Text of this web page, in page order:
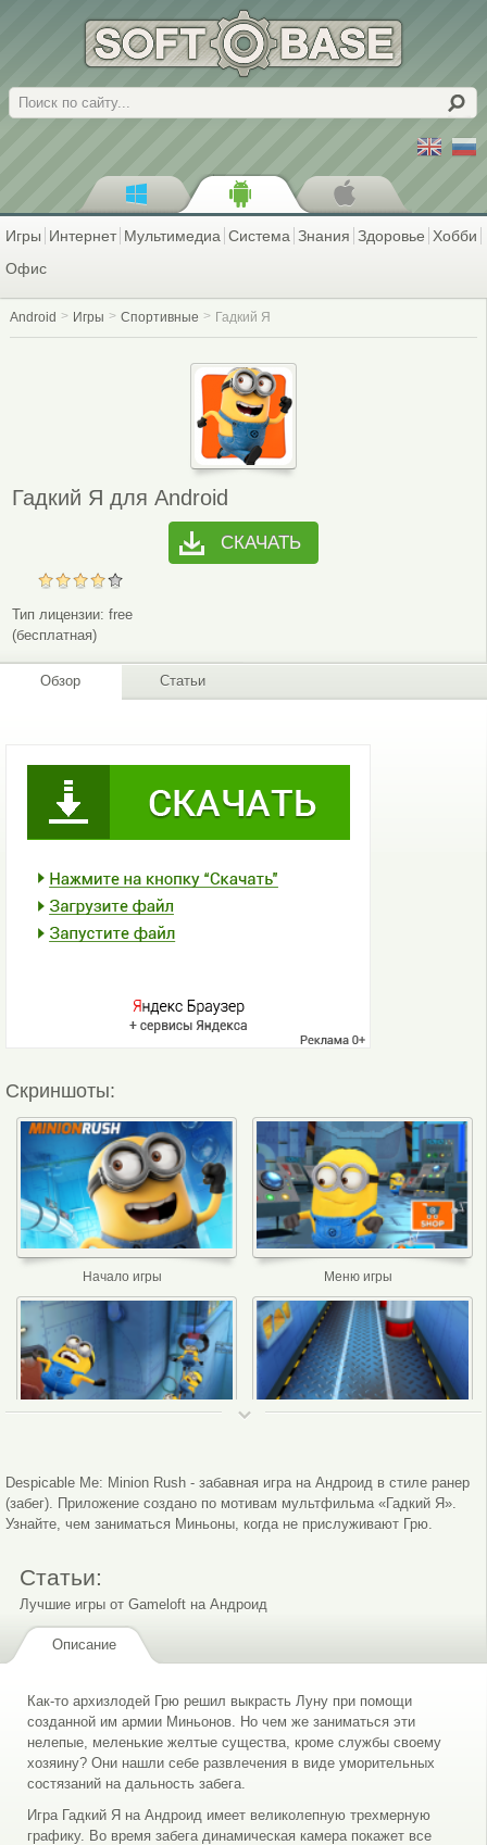
Поиск
Игры Интернет Мультимедиа Система Знания Здоровье Хобби
Офис
Android Игры Спортивные Гадкий Я
Гадкий Я для Android
СКАЧАТЬ
Тип лицензии: free
(бесплатная)
Обзор Статьи
Скриншоты:
Начало игры Меню игры
Интерфейс игры 3
Despicable Me: Minion Rush - забавная игра на Андроид в стиле ранер
(забег). Приложение создано по мотивам мультфильма «Гадкий Я».
Узнайте, чем заниматься Миньоны, когда не прислуживают Грю.
Статьи:
Лучшие игры от Gameloft на Андроид
Описание
Как-то архизлодей Грю решил выкрасть Луну при помощи
созданной им армии Миньонов. Но чем же заниматься эти
нелепые, меленькие желтые существа, кроме службы своему
хозяину? Они нашли себе развлечения в виде уморительных
состязаний на дальность забега.
Игра Гадкий Я на Андроид имеет великолепную трехмерную
графику. Во время забега динамическая камера покажет все